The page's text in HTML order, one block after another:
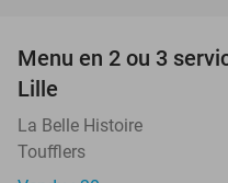
Menu en 2 ou 3
Lille
La Belle Histoire
Toufflers